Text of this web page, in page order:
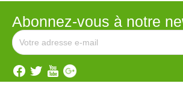
Abonnez-vous à notre